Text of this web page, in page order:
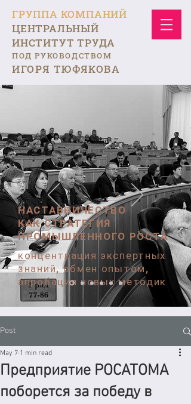
ГРУППА КОМПАНИЙ
ЦЕНТРАЛЬНЫЙ
ИНСТИТУТ ТРУДА
ПОД РУКОВОДСТВОМ
ИГОРЯ ТЮФЯКОВА
НАСТАВНИЧЕСТВО
КАК СТРАТЕГИЯ
ПРОМЫШЛЕННОГО РОСТА
концентрация экспертных
знаний, обмен опытом,
апробация новых методик
Post
Предприятие РОСАТОМА
поборется за победу в
May 7 1 min read